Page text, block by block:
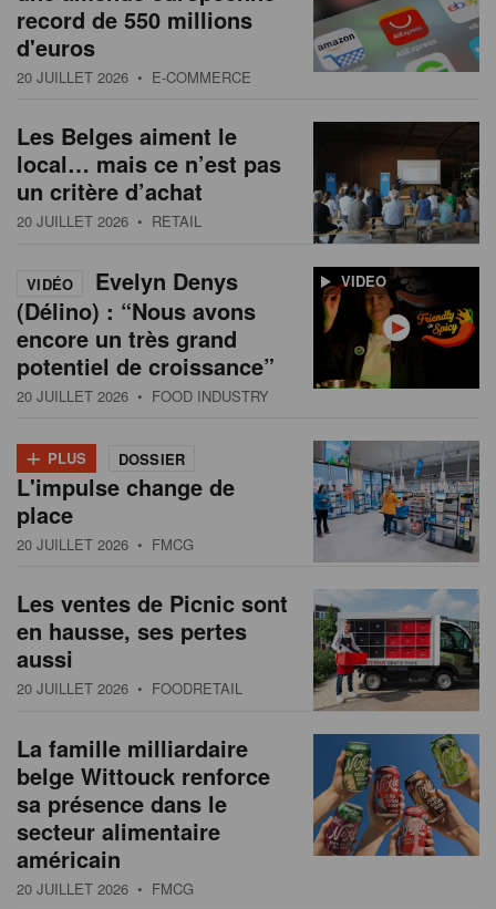
record de 550 millions
d'euros
20 JUILLET 2026 • E-COMMERCE
Les Belges aiment le
local… mais ce n’est pas
un critère d’achat
20 JUILLET 2026 • RETAIL
VIDEO
VIDÉO
Evelyn Denys
(Délino) : “Nous avons
encore un très grand
potentiel de croissance”
20 JUILLET 2026 • FOOD INDUSTRY
+ PLUS DOSSIER
L'impulse change de
place
20 JUILLET 2026 • FMCG
Les ventes de Picnic sont
en hausse, ses pertes
aussi
20 JUILLET 2026 • FOODRETAIL
La famille milliardaire
belge Wittouck renforce
sa présence dans le
secteur alimentaire
américain
20 JUILLET 2026 • FMCG